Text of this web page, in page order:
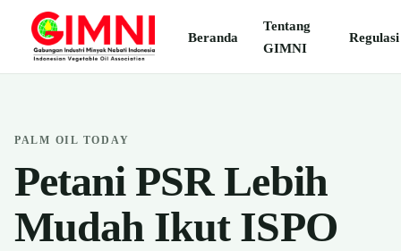
Beranda
Tentang
GIMNI
Regulasi
PALM OIL TODAY
Petani PSR Lebih
Mudah Ikut ISPO